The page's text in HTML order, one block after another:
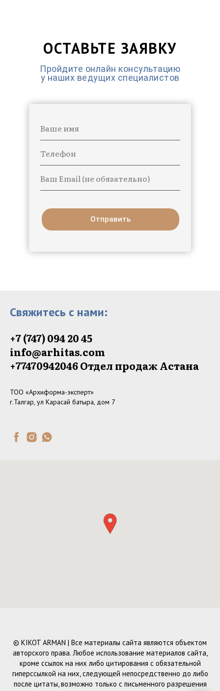
ОСТАВЬТЕ ЗАЯВКУ
Ваше имя
Телефон
Ваш Email (не обязательно)
Отправить
Пройдите онлайн консультацию
у наших ведущих специалистов
Свяжитесь с нами:
+7 (747) 094 20 45
info@arhitas.com
+77470942046‬ Отдел продаж Астана
ТОО «Архиформа-эксперт»
г.Талгар, ул Карасай батыра, дом 7
© KIKOT ARMAN | Все материалы сайта являются объектом
авторского права. Любое использование материалов сайта,
кроме ссылок на них либо цитирования с обязательной
гиперссылкой на них, следующей непосредственно до либо
после цитаты, возможно только с письменного разрешения